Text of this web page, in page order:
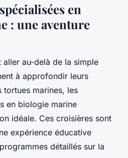
en
: une aventure
aller au-delà de la simple
à approfondir leurs
tortues marines, les
en biologie marine
idéale. Ces croisières sont
expérience éducative
détaillés sur la